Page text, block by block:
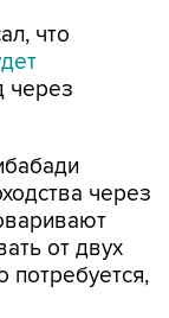
что
через
через
от двух
потребуется,